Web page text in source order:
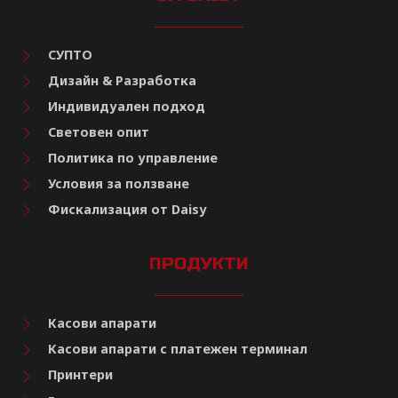
СУПТО
Дизайн & Разработка
Индивидуален подход
Световен опит
Политика по управление
Условия за ползване
Фискализация от Daisy
ПРОДУКТИ
Касови апарати
Касови апарати с платежен терминал
Принтери